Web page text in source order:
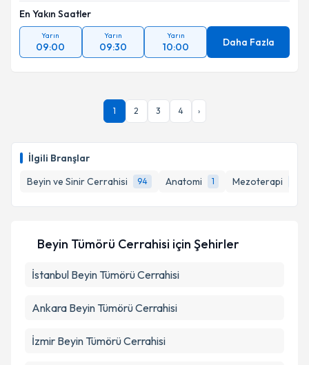
İlgili Branşlar
Beyin ve Sinir Cerrahisi
94 Anatomi 1 Mezoterapi
En Yakın Saatler
Yarın
09:00
Yarın
09:30
Yarın
10:00 Daha Fazla
1 2 3 4 ›
Beyin Tümörü Cerrahisi için Şehirler
İstanbul Beyin Tümörü Cerrahisi
Ankara Beyin Tümörü Cerrahisi
İzmir Beyin Tümörü Cerrahisi